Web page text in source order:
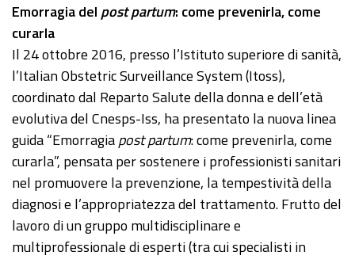
Emorragia del post partum: come prevenirla, come
curarla
Il 24 ottobre 2016, presso l’Istituto superiore di sanità,
l’Italian Obstetric Surveillance System (Itoss),
coordinato dal Reparto Salute della donna e dell’età
evolutiva del Cnesps-Iss, ha presentato la nuova linea
guida “Emorragiapost partum: come prevenirla, come
curarla”, pensata per sostenere i professionisti sanitari
nel promuovere la prevenzione, la tempestività della
diagnosi e l’appropriatezza del trattamento. Frutto del
lavoro di un gruppo multidisciplinare e
multiprofessionale di esperti (tra cui specialisti in